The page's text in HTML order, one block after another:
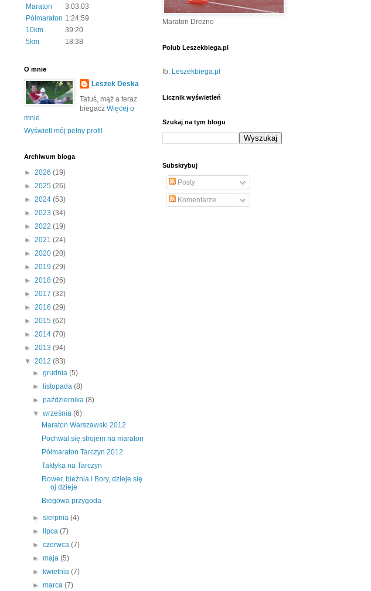
Maraton
3:03:03
Półmaraton 1:24:59
10km
39:20
5km
18:38
O mnie
Leszek Deska
Tatuś, mąż a teraz
biegacz Więcej o
mnie
Wyświetl mój pełny profil
Archiwum bloga
► 2026 (19)
► 2025 (26)
► 2024 (53)
► 2023 (34)
► 2022 (19)
► 2021 (24)
► 2020 (20)
► 2019 (29)
► 2018 (26)
► 2017 (32)
► 2016 (29)
► 2015 (62)
► 2014 (70)
► 2013 (94)
▼ 2012 (83)
►grudnia(5)
►
listopada(8)
►października(8)
▼września(6)
Maraton Warszawski 2012
Pochwal się strojem na maraton
Półmaraton Tarczyn 2012
Taktyka na Tarczyn
Rower, bieżnia i Bory, dzieje się
oj dzieje
Biegowa przygoda
►sierpnia(4)
►
lipca(7)
►czerwca(7)
►maja(5)
►
kwietnia(7)
►marca(7)
Maraton Drezno
Polub Leszekbiega.pl
fb: Leszekbiega.pl
Licznik wyświetleń
Szukaj na tym blogu
Subskrybuj
Posty
Komentarze